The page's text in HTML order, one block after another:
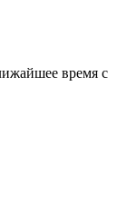
время с